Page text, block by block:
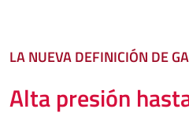
LA NUEVA DEFINICIÓN DE
Alta presión